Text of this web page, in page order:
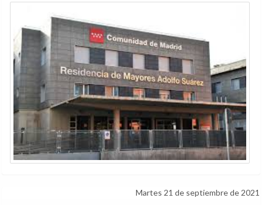
Martes 21 de septiembre de 2021